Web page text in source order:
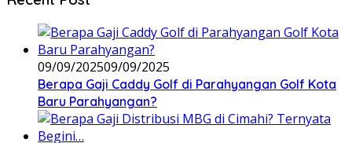
09/09/202509/09/2025
Berapa Gaji Caddy Golf di Parahyangan Golf Kota
Baru Parahyangan?